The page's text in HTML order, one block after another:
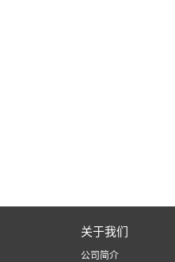
关于我们
公司简介